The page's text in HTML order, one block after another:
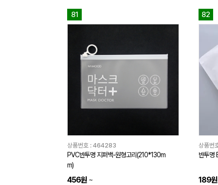
81
상품번호 : 464283
PVC반투명 지퍼백-원형고리(210*130m
m)
456원 ~
82
상품번
반투명
189원